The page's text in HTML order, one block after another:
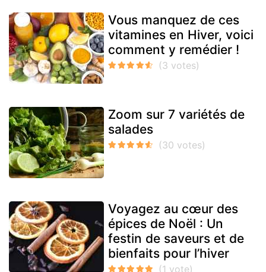
Vous manquez de ces
vitamines en Hiver, voici
comment y remédier !
Zoom sur 7 variétés de
salades
Voyagez au cœur des
épices de Noël : Un
festin de saveurs et de
bienfaits pour l’hiver